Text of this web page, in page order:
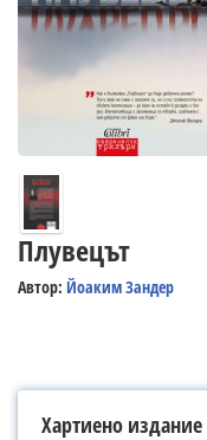
Плувецът
Автор: Йоаким Зандер
Хартиено издание